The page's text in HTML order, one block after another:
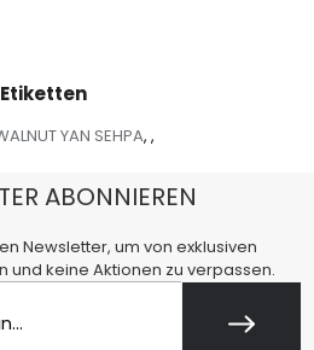
Etiketten
YAN SEHPA, ,
ABONNIEREN
Newsletter, um von exklusiven
und keine Aktionen zu verpassen.